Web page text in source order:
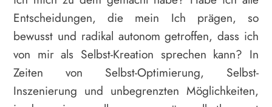
Entscheidungen, die mein Ich prägen, so
bewusst und radikal autonom getroffen, dass ich
von mir als Selbst-Kreation sprechen kann? In
Zeiten von Selbst-Optimierung, Selbst-
Inszenierung und unbegrenzten Möglichkeiten,